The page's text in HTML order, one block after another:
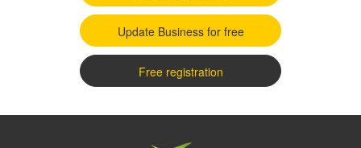
Update Business for free
Free registration